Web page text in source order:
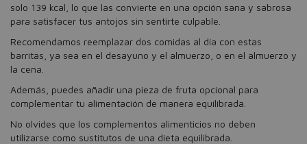
solo 139 kcal, lo que las convierte en una opción sana y sabrosa
para satisfacer tus antojos sin sentirte culpable.
Recomendamos reemplazar dos comidas al día con estas
barritas, ya sea en el desayuno y el almuerzo, o en el almuerzo y
la cena.
Además, puedes añadir una pieza de fruta opcional para
complementar tu alimentación de manera equilibrada.
No olvides que los complementos alimenticios no deben
utilizarse como sustitutos de una dieta equilibrada.